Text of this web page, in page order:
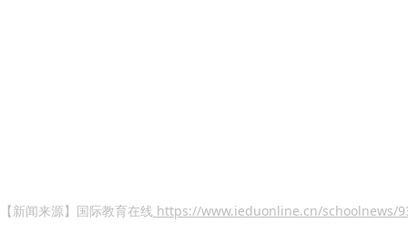
【新闻来源】国际教育在线 https://www.ieduonline.cn/schoolnews/